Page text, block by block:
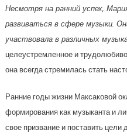
Несмотря на ранний успех,
развиваться в сфере музыки.
участвовала в различных
целеустремленное и
она всегда стремилась стать
Ранние годы жизни Максаковой
формирования как музыканта и
свое призвание и поставить